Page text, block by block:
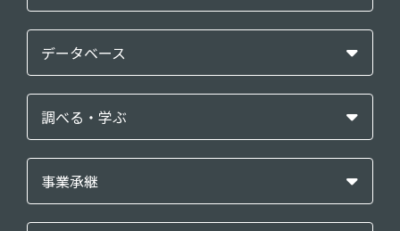
データベース
調べる・学ぶ
事業承継